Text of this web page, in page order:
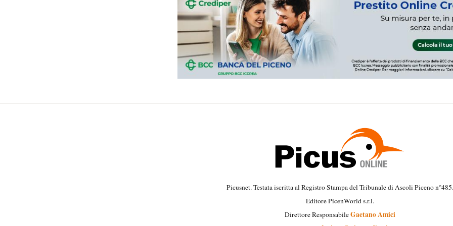
Picusnet. Testata iscritta al Registro Stampa del Tribunale di Ascoli Piceno n°485.
Editore PicenWorld s.r.l.
Direttore ResponsabileGaetano Amici